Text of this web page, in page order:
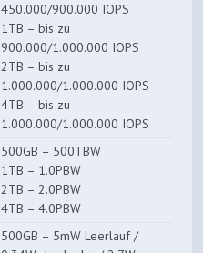
450.000/900.000 IOPS
1TB – bis zu
900.000/1.000.000 IOPS
2TB – bis zu
1.000.000/1.000.000 IOPS
4TB – bis zu
1.000.000/1.000.000 IOPS
500GB – 500TBW
1TB – 1.0PBW
2TB – 2.0PBW
4TB – 4.0PBW
500GB – 5mW Leerlauf /